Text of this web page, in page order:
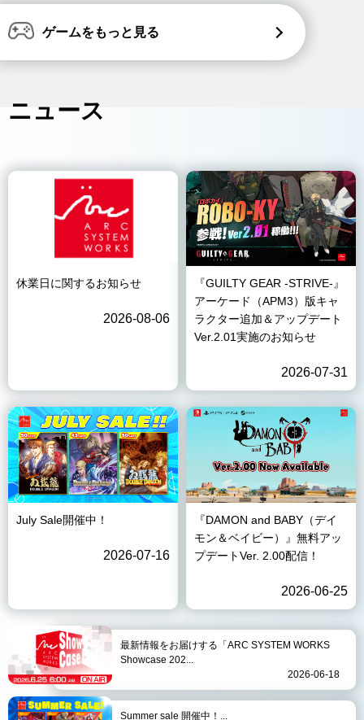
ゲームをもっと見る
ニュース
休業日に関するお知らせ
2026-08-06
『GUILTY GEAR -STRIVE-』
アーケード（APM3）版キャ
ラクター追加＆アップデート
Ver.2.01実施のお知らせ
2026-07-31
July Sale開催中！
2026-07-16
『DAMON and BABY（デイ
モン＆ベイビー）』無料アッ
プデートVer. 2.00配信！
2026-06-25
最新情報をお届けする「ARC SYSTEM WORKS
Showcase 202...
2026-06-18
Summer sale 開催中！...